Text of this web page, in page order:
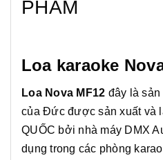
PHẨM
Loa karaoke
Loa Nova MF12 đây là
của Đức được sản xuất và
QUỐC bởi nhà máy DMX
dụng trong các phòng